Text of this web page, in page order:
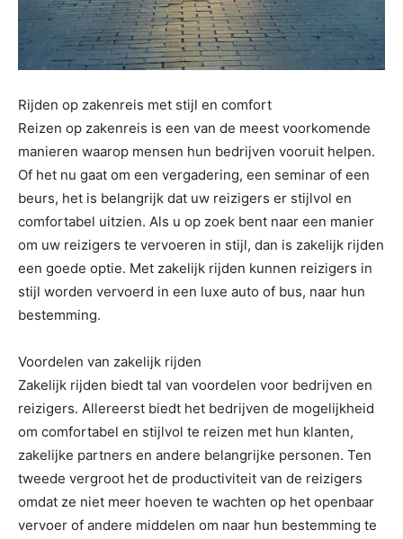
Rijden op zakenreis met stijl en comfort
Reizen op zakenreis is een van de meest voorkomende
manieren waarop mensen hun bedrijven vooruit helpen.
Of het nu gaat om een vergadering, een seminar of een
beurs, het is belangrijk dat uw reizigers er stijlvol en
comfortabel uitzien. Als u op zoek bent naar een manier
om uw reizigers te vervoeren in stijl, dan is zakelijk rijden
een goede optie. Met zakelijk rijden kunnen reizigers in
stijl worden vervoerd in een luxe auto of bus, naar hun
bestemming.
Voordelen van zakelijk rijden
Zakelijk rijden biedt tal van voordelen voor bedrijven en
reizigers. Allereerst biedt het bedrijven de mogelijkheid
om comfortabel en stijlvol te reizen met hun klanten,
zakelijke partners en andere belangrijke personen. Ten
tweede vergroot het de productiviteit van de reizigers
omdat ze niet meer hoeven te wachten op het openbaar
vervoer of andere middelen om naar hun bestemming te